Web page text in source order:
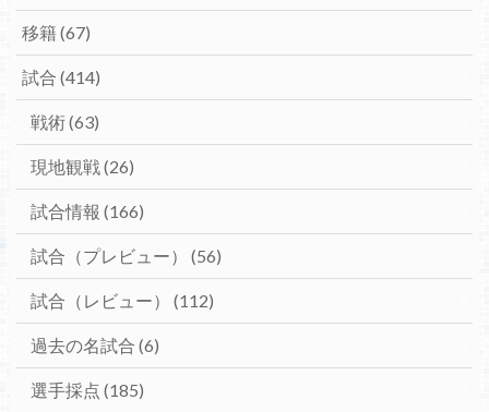
移籍(67)
試合 (414)
戦術(63)
現地観戦(26)
試合情報 (166)
試合（プレビュー） (56)
試合（レビュー） (112)
過去の名試合 (6)
選手採点 (185)